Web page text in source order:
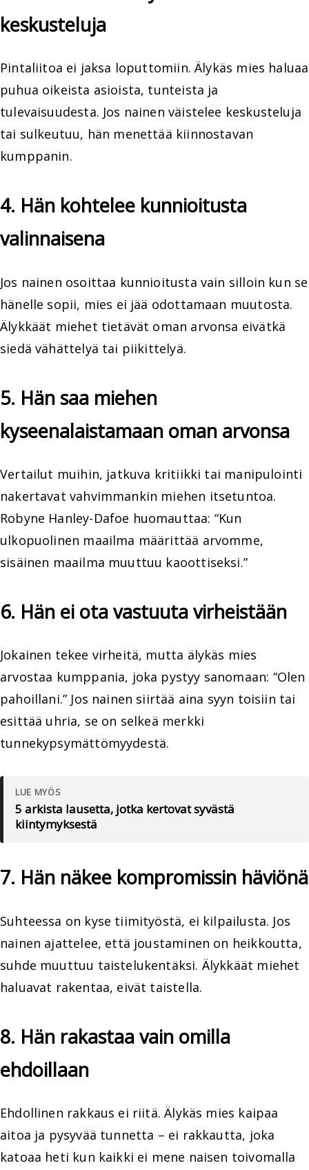
keskusteluja
Pintaliitoa ei jaksa loputtomiin. Älykäs mies haluaa
puhua oikeista asioista, tunteista ja
tulevaisuudesta. Jos nainen väistelee keskusteluja
tai sulkeutuu, hän menettää kiinnostavan
kumppanin.
4. Hän kohtelee kunnioitusta
valinnaisena
Jos nainen osoittaa kunnioitusta vain silloin kun se
hänelle sopii, mies ei jää odottamaan muutosta.
Älykkäät miehet tietävät oman arvonsa eivätkä
siedä vähättelyä tai piikittelyä.
5. Hän saa miehen
kyseenalaistamaan oman arvonsa
Vertailut muihin, jatkuva kritiikki tai manipulointi
nakertavat vahvimmankin miehen itsetuntoa.
Robyne Hanley-Dafoe huomauttaa: “Kun
ulkopuolinen maailma määrittää arvomme,
sisäinen maailma muuttuu kaoottiseksi.”
6. Hän ei ota vastuuta virheistään
Jokainen tekee virheitä, mutta älykäs mies
arvostaa kumppania, joka pystyy sanomaan: “Olen
pahoillani.” Jos nainen siirtää aina syyn toisiin tai
esittää uhria, se on selkeä merkki
tunnekypsymättömyydestä.
LUE MYÖS
5 arkista lausetta, jotka kertovat syvästä
kiintymyksestä
7. Hän näkee kompromissin häviönä
Suhteessa on kyse tiimityöstä, ei kilpailusta. Jos
nainen ajattelee, että joustaminen on heikkoutta,
suhde muuttuu taistelukentäksi. Älykkäät miehet
haluavat rakentaa, eivät taistella.
8. Hän rakastaa vain omilla
ehdoillaan
Ehdollinen rakkaus ei riitä. Älykäs mies kaipaa
aitoa ja pysyvää tunnetta – ei rakkautta, joka
katoaa heti kun kaikki ei mene naisen toivomalla